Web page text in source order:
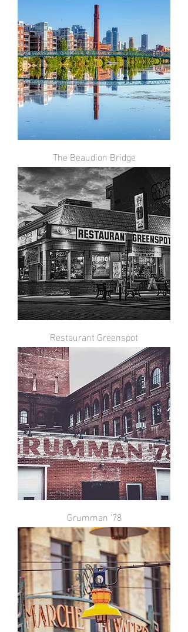
The Beaudion Bridge
Restaurant Greenspot
Grumman '78